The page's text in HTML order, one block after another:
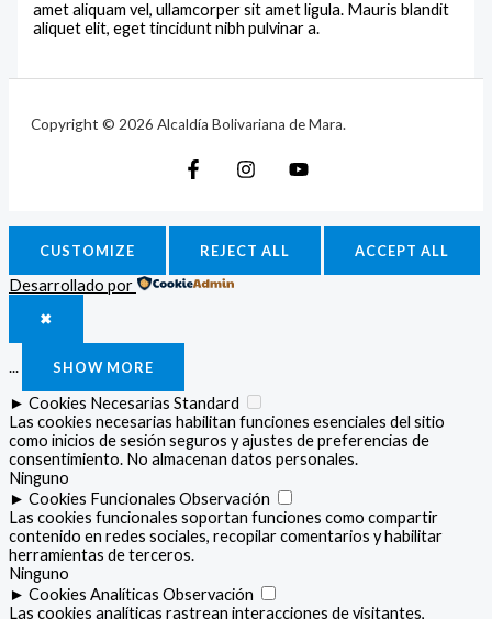
amet aliquam vel, ullamcorper sit amet ligula. Mauris blandit
aliquet elit, eget tincidunt nibh pulvinar a.
Copyright © 2026 Alcaldía Bolivariana de Mara.
CUSTOMIZE REJECT ALL ACCEPT ALL
Desarrollado por
✖
... SHOW MORE
► Cookies Necesarias Standard
Las cookies necesarias habilitan funciones esenciales del sitio
como inicios de sesión seguros y ajustes de preferencias de
consentimiento. No almacenan datos personales.
Ninguno
► Cookies Funcionales Observación
Las cookies funcionales soportan funciones como compartir
contenido en redes sociales, recopilar comentarios y habilitar
herramientas de terceros.
Ninguno
► Cookies Analíticas Observación
Las cookies analíticas rastrean interacciones de visitantes,